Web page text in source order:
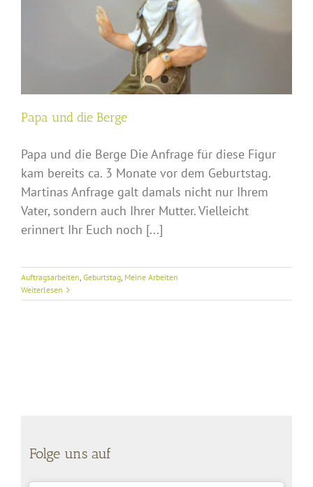
Papa und die Berge
Papa und die Berge Die Anfrage für diese Figur
kam bereits ca. 3 Monate vor dem Geburtstag.
Martinas Anfrage galt damals nicht nur Ihrem
Vater, sondern auch Ihrer Mutter. Vielleicht
erinnert Ihr Euch noch [...]
Auftragsarbeiten, Geburtstag, Meine Arbeiten
Weiterlesen
Folge uns auf